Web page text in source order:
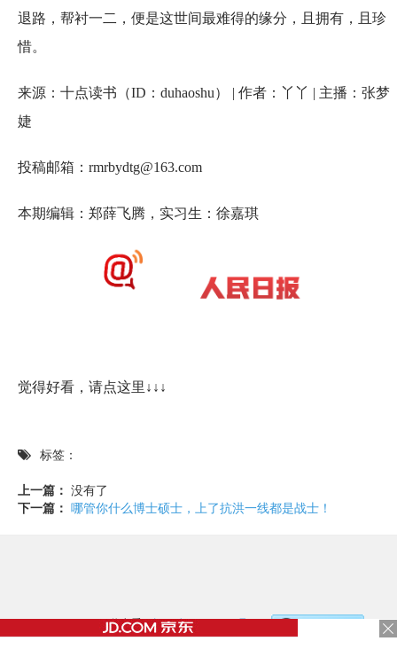
退路，帮衬一二，便是这世间最难得的缘分，且拥有，且珍
惜。
来源：十点读书（ID：duhaoshu） | 作者：丫丫 | 主播：张梦
婕
投稿邮箱：rmrbydtg@163.com
本期编辑：郑薛飞腾，实习生：徐嘉琪
觉得好看，请点这里↓↓↓
标签：
上一篇： 没有了
下一篇： 哪管你什么博士硕士，上了抗洪一线都是战士！
©2017 - 2020 / 信息看 /粤ICP备17153186号-2，